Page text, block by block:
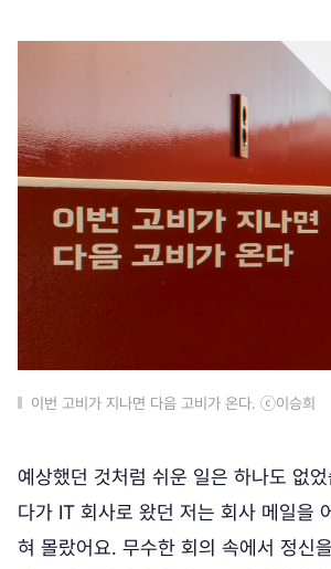
이번 고비가 지나면 다음 고비가 온다. ⓒ이승희
예상했던 것처럼 쉬운 일은 하나도 없
다가 IT 회사로 왔던 저는 회사 메일을
혀 몰랐어요. 무수한 회의 속에서 정신